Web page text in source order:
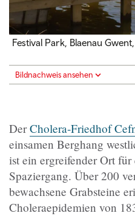
Festival Park, Blaenau
Bildnachweis ansehen
DerCholera-Friedhof
einsamen Berghang
ist ein ergreifender Ort
Spaziergang. Über 200
bewachsene Grabsteine
Choleraepidemien von